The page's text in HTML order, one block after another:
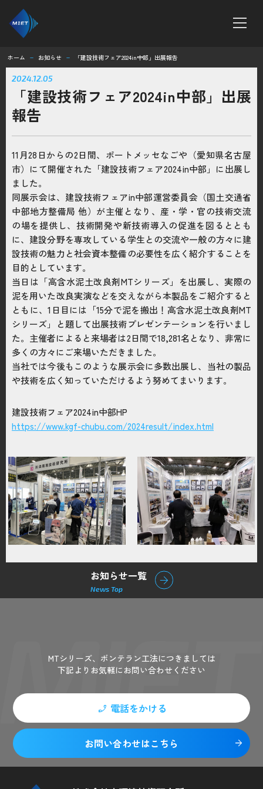
ホーム remove お知らせ remove 「建設技術フェア2024in中部」出展報告
2024.12.05
「建設技術フェア2024in中部」出展
報告
11月28日からの2日間、ポートメッセなごや（愛知県名古屋
市）にて開催された「建設技術フェア2024in中部」に出展し
ました。
同展示会は、建設技術フェアin中部運営委員会（国土交通省
中部地方整備局 他）が主催となり、産・学・官の技術交流
の場を提供し、技術開発や新技術導入の促進を図るととも
に、建設分野を専攻している学生との交流や一般の方々に建
設技術の魅力と社会資本整備の必要性を広く紹介することを
目的としています。
当日は「高含水泥土改良剤MTシリーズ」を出展し、実際の
泥を用いた改良実演などを交えながら本製品をご紹介すると
ともに、1日目には「15分で泥を搬出！高含水泥土改良剤MT
シリーズ」と題して出展技術プレゼンテーションを行いまし
た。主催者によると来場者は2日間で18,281名となり、非常に
多くの方々にご来場いただきました。
当社では今後もこのような展示会に多数出展し、当社の製品
や技術を広く知っていただけるよう努めてまいります。
建設技術フェア2024in中部HP
https://www.kgf-chubu.com/2024result/index.html
お知らせ一覧
News Top
arrow_forward
MTシリーズ、ボンテラン工法につきましては
下記よりお気軽にお問い合わせください
phone_enabled 電話をかける
お問い合わせはこちら arrow_forward
ホーム
MTシリーズ
企業情報
求人情報
お知らせ
お問い合わせはこちら
phone_enabled 電話をかける